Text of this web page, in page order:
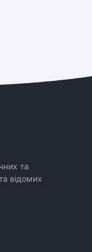
та
відомих